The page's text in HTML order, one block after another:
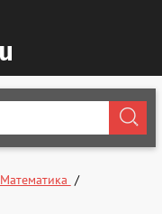
Математика